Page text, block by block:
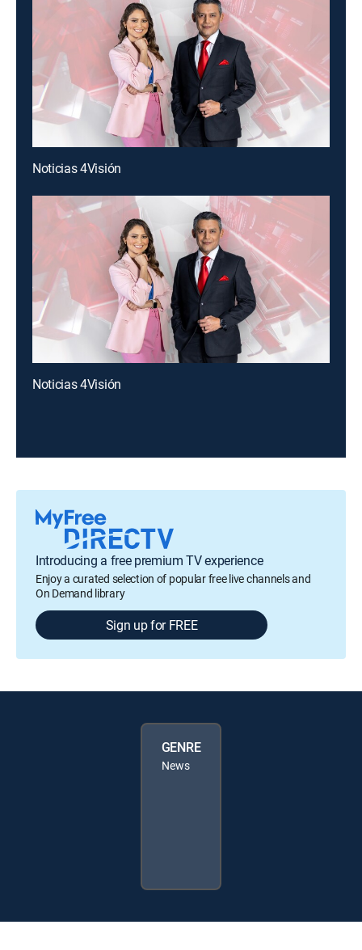
Noticias 4Visión
Noticias 4Visión
Introducing a free premium TV experience
Enjoy a curated selection of popular free live channels and
On Demand library
Sign up for FREE
GENRE
News